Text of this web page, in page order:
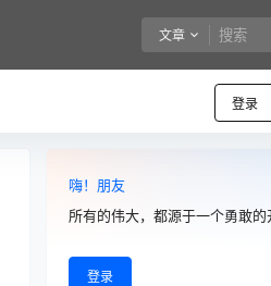
文章
登录
嗨！朋友
所有的伟大，都源于一个勇敢的
登录